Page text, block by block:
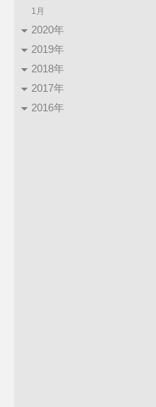
1月
2020年
2019年
2018年
2017年
2016年